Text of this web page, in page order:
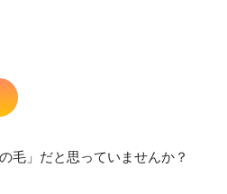
毛」だと思っていませんか？